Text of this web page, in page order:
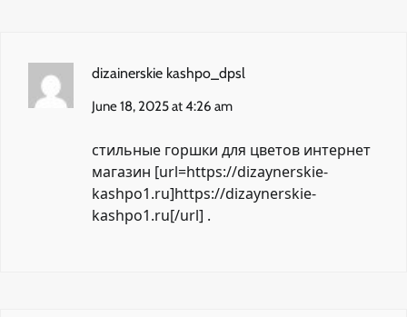
dizainerskie kashpo_dpsl
June 18, 2025 at 4:26 am
стильные горшки для цветов интернет
магазин [url=https://dizaynerskie-
kashpo1.ru]https://dizaynerskie-
kashpo1.ru[/url] .